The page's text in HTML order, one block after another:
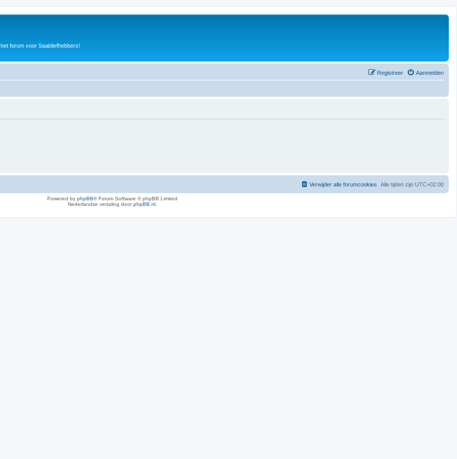
het forum voor Saabliefhebbers!
Aanmelden
Registreer
Alle tijden zijn UTC+02:00
Verwijder alle forumcookies
Powered by phpBB® Forum Software © phpBB Limited
Nederlandse vertaling doorphpBB.nl